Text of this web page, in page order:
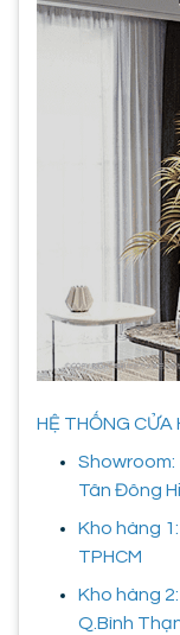
HỆ THỐNG CỬA
Showroom:
Tân Đông
Kho hàng
TPHCM
Kho hàng
Q.Bình